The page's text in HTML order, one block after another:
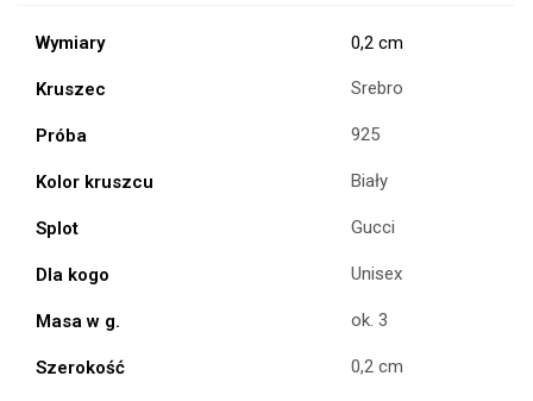
Wymiary 0,2 cm
Kruszec Srebro
Próba 925
Kolor kruszcu Biały
Splot Gucci
Dla kogo Unisex
Masa w g. ok. 3
Szerokość 0,2 cm